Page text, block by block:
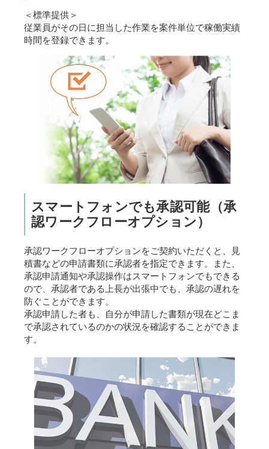
＜標準提供＞
従業員がその日に担当した作業を案件単位で稼働実績
時間を登録できます。
スマートフォンでも承認可能（承
認ワークフローオプション）
承認ワークフローオプションをご契約いただくと、見
積書などの申請書類に承認者を指定できます。また、
承認申請通知や承認操作はスマートフォンでもできる
ので、承認者である上長が出張中でも、承認の遅れを
防ぐことができます。
承認申請した者も、自分が申請した書類が現在どこま
で承認されているのかの状況を確認することができま
す。